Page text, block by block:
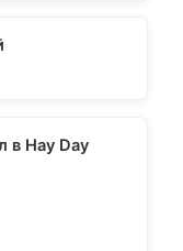
в Hay Day